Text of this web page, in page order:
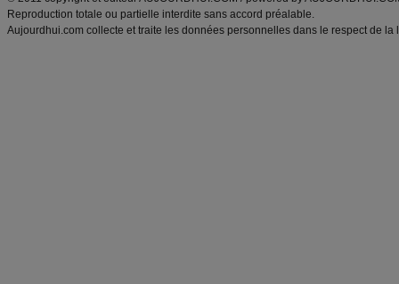
Reproduction totale ou partielle interdite sans accord préalable.
Aujourdhui.com collecte et traite les données personnelles dans le respect de